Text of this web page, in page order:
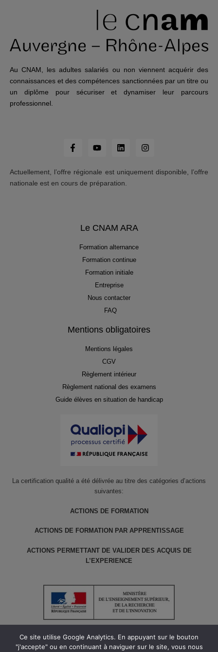
Au CNAM, les adultes salariés ou non viennent acquérir des
connaissances et des compétences sanctionnées par un titre ou
un diplôme pour sécuriser et dynamiser leur parcours
professionnel.
Actuellement, l’offre régionale est uniquement disponible, l’offre
nationale est en cours de préparation.
Le CNAM ARA
Formation alternance
Formation continue
Formation initiale
Entreprise
Nous contacter
FAQ
Mentions obligatoires
Mentions légales
CGV
Règlement intérieur
Règlement national des examens
Guide élèves en situation de handicap
La certification qualité a été délivrée au titre des catégories d’actions
suivantes:
ACTIONS DE FORMATION
ACTIONS DE FORMATION PAR APPRENTISSAGE
ACTIONS PERMETTANT DE VALIDER DES ACQUIS DE
L’EXPERIENCE
Ce site utilise Google Analytics. En appuyant sur le bouton
"j'accepte" ou en continuant à naviguer sur le site, vous nous